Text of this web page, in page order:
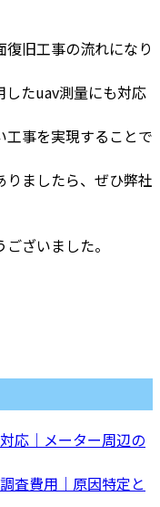
旧工事の流れになり
たuav測量にも対応
工事を実現することで
ましたら、ぜひ弊社
ざいました。
応｜メーター周辺の
査費用｜原因特定と